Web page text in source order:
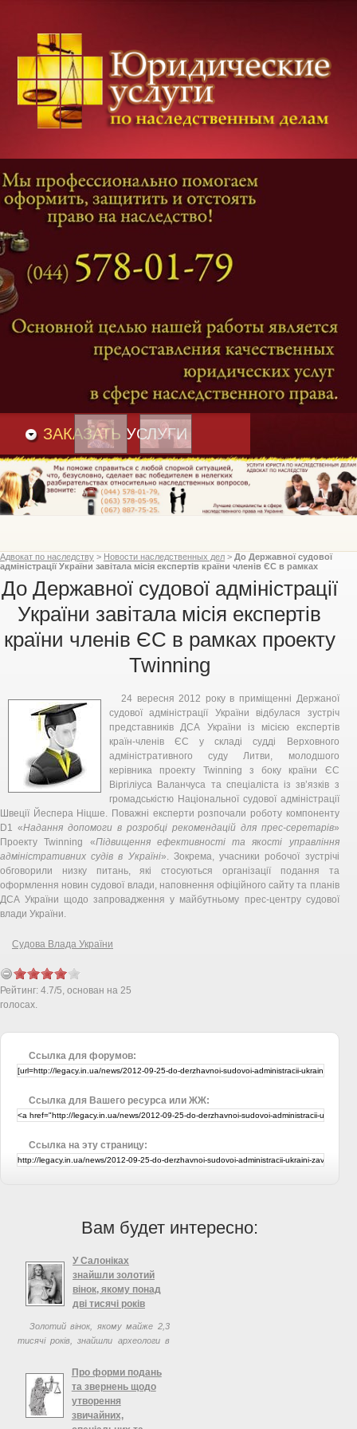
Категории дел
Наследование и Завещание
Оформление наследства
Оспаривание наследства
Адвокат наследственные дела
и Вакансии
ЗАКАЗАТЬ УСЛУГИ
Адвокат по наследству > Новости наследственных дел > До Державної судової
адміністрації України завітала місія експертів країни членів ЄС в рамках
До Державної судової адміністрації
України завітала місія експертів
країни членів ЄС в рамках проекту
Twinning
24 вересня 2012 року в приміщенні Держаної
судової адміністрації України відбулася зустріч
представників ДСА України із місією експертів
країн-членів ЄС у складі судді Верховного
адміністративного суду Литви, молодшого
керівника проекту Twinning з боку країни ЄС
Віргіліуса Валанчуса та спеціаліста із зв’язків з
громадськістю Національної судової адміністрації
Швеції Йеспера Ніцше. Поважні експерти розпочали роботу компоненту
D1 «Надання допомоги в розробці рекомендацій для прес-серетарів»
Проекту Twinning «Підвищення ефективності та якості управління
адміністративних судів в Україні». Зокрема, учасники робочої зустрічі
обговорили низку питань, які стосуються організації подання та
оформлення новин судової влади, наповнення офіційного сайту та планів
ДСА України щодо запровадження у майбутньому прес-центру судової
влади України.
Судова Влада України
Рейтинг: 4.7/5, основан на 25
голосах.
Ссылка для форумов:
Ссылка для Вашего ресурса или ЖЖ:
Ссылка на эту страницу:
Вам будет интересно:
У Салоніках
знайшли золотий
вінок, якому понад
дві тисячі років
Золотий вінок, якому майже 2,3
тисячі років, знайшли археологи в
в Салоніках, повідомив в неділю
сайт грецької газети
Елефтеротіпія.
Про форми подань
та звернень щодо
утворення
звичайних,